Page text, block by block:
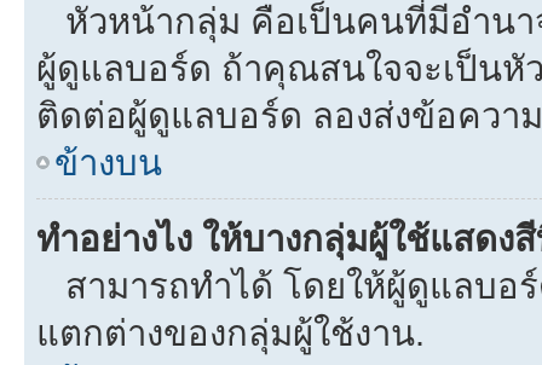
หัวหน้ากลุ่ม คือเป็นคนที่มีอำนา
ผู้ดูแลบอร์ด ถ้าคุณสนใจจะเป็น
ติดต่อผู้ดูแลบอร์ด ลองส่งข้อควา
ข้างบน
ทำอย่างไง ให้บางกลุ่มผู้ใช้แสดง
สามารถทำได้ โดยให้ผู้ดูแลบอ
แตกต่างของกลุ่มผู้ใช้งาน.